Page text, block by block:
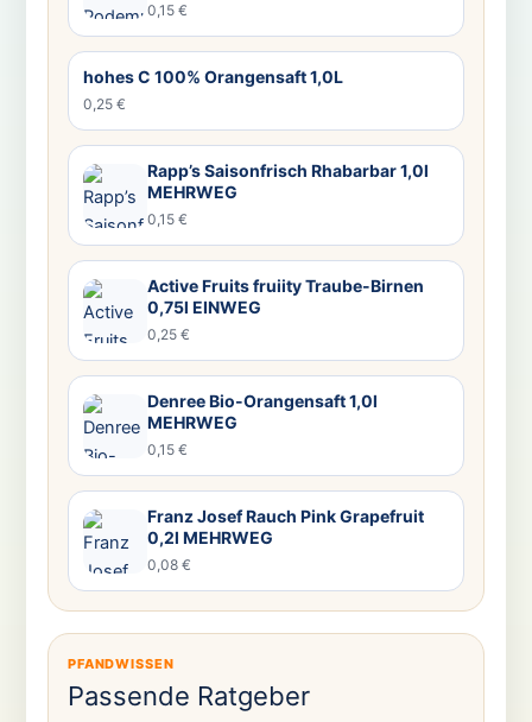
0,15 €
hohes C 100% Orangensaft 1,0L
0,25 €
Rapp’s Saisonfrisch Rhabarbar 1,0l
MEHRWEG
0,15 €
Active Fruits fruiity Traube-Birnen
0,75l EINWEG
0,25 €
Denree Bio-Orangensaft 1,0l
MEHRWEG
0,15 €
Franz Josef Rauch Pink Grapefruit
0,2l MEHRWEG
0,08 €
PFANDWISSEN
Passende Ratgeber